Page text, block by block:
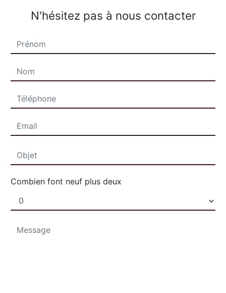
N'hésitez pas à nous contacter
Combien font neuf plus deux